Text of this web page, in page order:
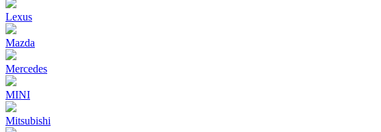
Lexus
Mazda
Mercedes
MINI
Mitsubishi